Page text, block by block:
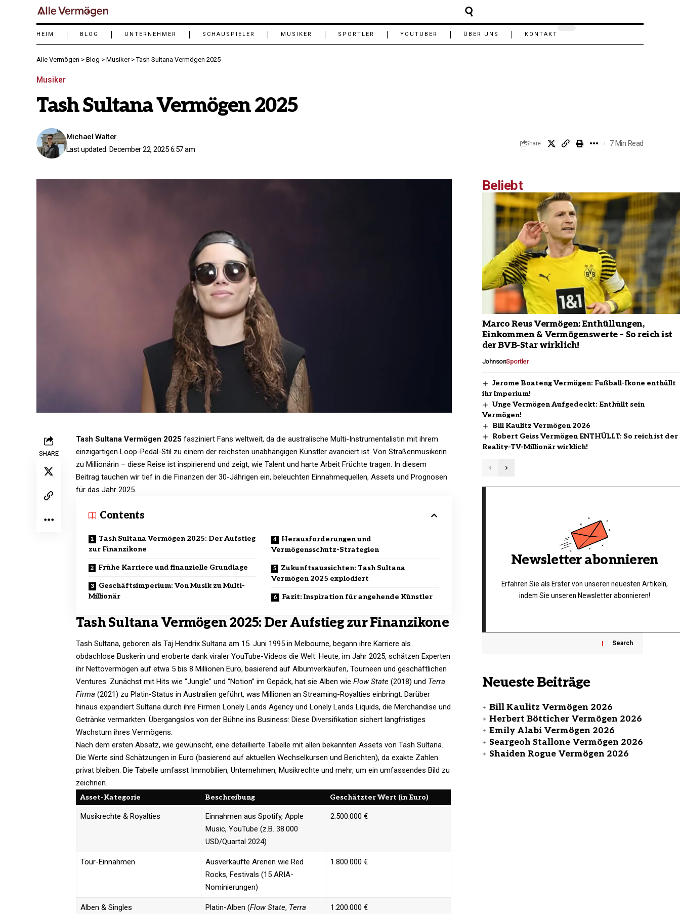
HEIM BLOG UNTERNEHMER SCHAUSPIELER MUSIKER SPORTLER YOUTUBER ÜBER UNS KONTAKT
Alle Vermögen > Blog > Musiker>Tash Sultana Vermögen 2025
Musiker
Tash Sultana Vermögen 2025
Last updated: December 22, 2025 6:57 am
Michael Walter
Share 7 Min Read
SHARE
Tash Sultana Vermögen 2025 fasziniert Fans weltweit, da die australische Multi-Instrumentalistin mit ihrem
einzigartigen Loop-Pedal-Stil zu einem der reichsten unabhängigen Künstler avanciert ist. Von Straßenmusikerin
zu Millionärin – diese Reise ist inspirierend und zeigt, wie Talent und harte Arbeit Früchte tragen. In diesem
Beitrag tauchen wir tief in die Finanzen der 30-Jährigen ein, beleuchten Einnahmequellen, Assets und Prognosen
für das Jahr 2025.
Contents
Tash Sultana Vermögen 2025: Der Aufstieg
zur Finanzikone
Frühe Karriere und finanzielle Grundlage
Geschäftsimperium: Von Musik zu Multi-
Millionär
Herausforderungen und
Vermögensschutz-Strategien
Zukunftsaussichten: Tash Sultana
Vermögen 2025 explodiert
Fazit: Inspiration für angehende Künstler
Tash Sultana Vermögen 2025: Der Aufstieg zur Finanzikone
Tash Sultana, geboren als Taj Hendrix Sultana am 15. Juni 1995 in Melbourne, begann ihre Karriere als
obdachlose Buskerin und eroberte dank viraler YouTube-Videos die Welt. Heute, im Jahr 2025, schätzen Experten
ihr Nettovermögen auf etwa 5 bis 8 Millionen Euro, basierend auf Albumverkäufen, Tourneen und geschäftlichen
Ventures. Zunächst mit Hits wie “Jungle” und “Notion” im Gepäck, hat sie Alben wie Flow State (2018) und Terra
Firma (2021) zu Platin-Status in Australien geführt, was Millionen an Streaming-Royalties einbringt. Darüber
hinaus expandiert Sultana durch ihre Firmen Lonely Lands Agency und Lonely Lands Liquids, die Merchandise und
Getränke vermarkten. Übergangslos von der Bühne ins Business: Diese Diversifikation sichert langfristiges
Wachstum ihres Vermögens.​
Nach dem ersten Absatz, wie gewünscht, eine detaillierte Tabelle mit allen bekannten Assets von Tash Sultana.
Die Werte sind Schätzungen in Euro (basierend auf aktuellen Wechselkursen und Berichten), da exakte Zahlen
privat bleiben. Die Tabelle umfasst Immobilien, Unternehmen, Musikrechte und mehr, um ein umfassendes Bild zu
zeichnen.
Asset-Kategorie Beschreibung Geschätzter Wert (in Euro)
Musikrechte & Royalties
Einnahmen aus Spotify, Apple
Music, YouTube (z.B. 38.000
USD/Quartal 2024)
2.500.000 € ​
Tour-Einnahmen
Ausverkaufte Arenen wie Red
Rocks, Festivals (15 ARIA-
Nominierungen)
1.800.000 € ​
Alben & Singles Platin-Alben (Flow State, Terra
1.200.000 € ​
Beliebt
Marco Reus Vermögen: Enthüllungen,
Einkommen & Vermögenswerte – So reich ist
der BVB-Star wirklich!
JohnsonSportler
Jerome Boateng Vermögen: Fußball-Ikone enthüllt
ihr Imperium!
Unge Vermögen Aufgedeckt: Enthüllt sein
Vermögen!
Bill Kaulitz Vermögen 2026
Robert Geiss Vermögen ENTHÜLLT: So reich ist der
Reality-TV-Millionär wirklich!
Newsletter abonnieren
Erfahren Sie als Erster von unseren neuesten Artikeln,
indem Sie unseren Newsletter abonnieren!
Search
Neueste Beiträge
Bill Kaulitz Vermögen 2026
Herbert Bötticher Vermögen 2026
Emily Alabi Vermögen 2026
Seargeoh Stallone Vermögen 2026
Shaiden Rogue Vermögen 2026